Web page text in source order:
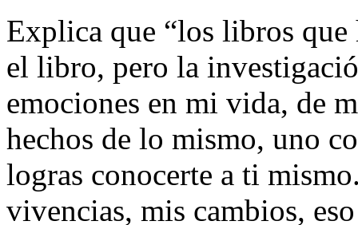
Explica que “los libros que
el libro, pero la
emociones en mi vida, de
hechos de lo mismo, uno
logras conocerte a ti
vivencias, mis cambios,